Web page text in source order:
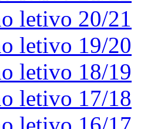
letivo 20/21
letivo 19/20
letivo 18/19
letivo 17/18